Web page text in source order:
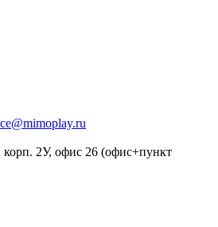
корп. 2У, офис 26 (офис+пункт